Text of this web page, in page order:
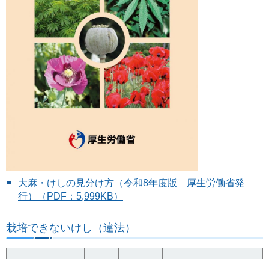
大麻・けしの見分け方（令和8年度版 厚生労働省発
行）（PDF：5,999KB）
栽培できないけし（違法）